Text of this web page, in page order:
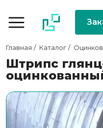
Главная Каталог
Штрипс